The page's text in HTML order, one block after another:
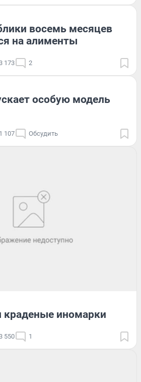
восемь месяцев
на алименты
173 2
особую модель
1 107 Обсудить
краденые иномарки
550 1